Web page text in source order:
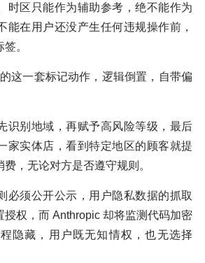
时区只能作为辅助参考，绝不能作为
能在用户还没产生任何违规操作前，
。
这一套标记动作，逻辑倒置，自带偏
识别地域，再赋予高风险等级，最后
家实体店，看到特定地区的顾客就提
，无论对方是否遵守规则。
必须公开公示，用户隐私数据的抓取
授权，而 Anthropic 却将监测代码加密
隐藏，用户既无知情权，也无选择